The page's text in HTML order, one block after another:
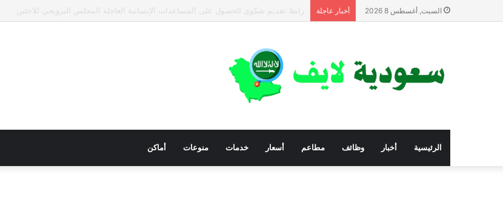
السبت, أغسطس 8 2026 أخبار عاجلة أرقام المؤسسات والجمعيات في قطاع غزة للمساعدات الإنسانية العاجلة
الرئيسية أخبار وظائف مطاعم أسعار خدمات منوعات أماكن